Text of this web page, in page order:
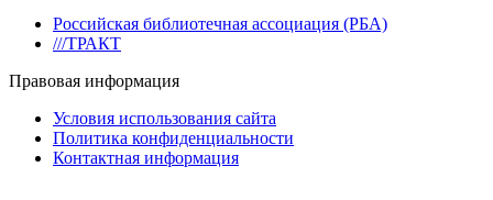
Российская библиотечная ассоциация (РБА)
///ТРАКТ
Правовая информация
Условия использования сайта
Политика конфиденциальности
Контактная информация